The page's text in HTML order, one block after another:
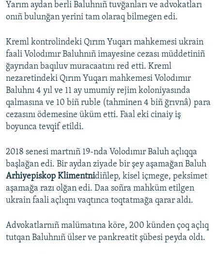
Yarım aydan berli Baluhnıñ tuvğanları ve advokatları
onıñ bulunğan yerini tam olaraq bilmegen edi.
Kreml kontrolindeki Qırım Yuqarı mahkemesi ukrain
faali Volodımır Baluhnıñ imayesine cezası müddetiniñ
ğayrıdan baqıluv muracaatını red etti. Kreml
nezaretindeki Qırım Yuqarı mahkemesi Volodımır
Baluhnı 4 yıl ve 11 ay umumiy rejim koloniyasında
qalmasına ve 10 biñ ruble (tahminen 4 biñ ğrıvnâ) para
cezasını ödemesine üküm etti. Faal eki cinaiy iş
boyunca tevqif etildi.
2018 senesi martnıñ 19-nda Volodımır Baluh açlıqqa
başlağan edi. Bir aydan ziyade bir şey aşamağan Baluh
Arhiyepiskop Klimentnidiñlep, kisel içmege, peksimet
aşamağa razı olğan edi. Daa soñra mahküm etilgen
ukrain faali açlıqnı vaqtınca toqtatmağa qarar aldı.
Advokatlarnıñ malümatına köre, 200 künden çoq açlıq
tutqan Baluhnıñ ülser ve pankreatit şübesi peyda oldı.